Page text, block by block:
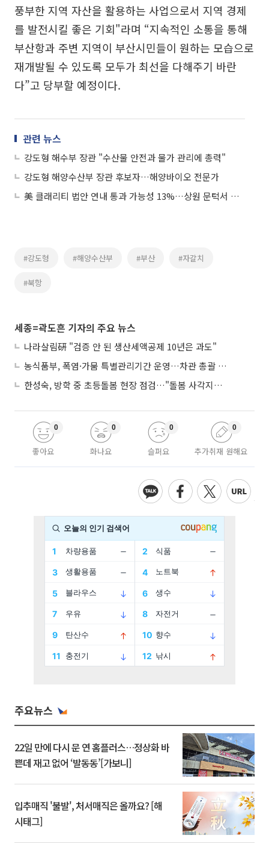
풍부한 지역 자산을 활용하는 사업으로서 지역 경제
를 발전시킬 좋은 기회"라며 “지속적인 소통을 통해
부산항과 주변 지역이 부산시민들이 원하는 모습으로
재개발될 수 있도록 모두가 최선을 다해주기 바란
다”고 당부할 예정이다.
관련 뉴스
강도형 해수부 장관 "수산물 안전과 물가 관리에 총력"
강도형 해양수산부 장관 후보자…해양바이오 전문가
美 클래리티 법안 연내 통과 가능성 13%…상원 문턱서 제동
#강도형 #해양수산부 #부산 #자갈치
#북항
세종=곽도흔 기자의 주요 뉴스
나라살림硏 "검증 안 된 생산세액공제 10년은 과도"
농식품부, 폭염·가뭄 특별관리기간 운영…차관 총괄 대응체계 격상
한성숙, 방학 중 초등돌봄 현장 점검…"돌봄 사각지대 없애야"
좋아요
0
화나요
0
슬퍼요
0
추가취재 원해요
0
주요뉴스
22일 만에 다시 문 연 홈플러스…정상화 바
쁜데 재고 없어 ‘발동동’[가보니]
입추매직 '불발', 처서매직은 올까요? [해
시태그]